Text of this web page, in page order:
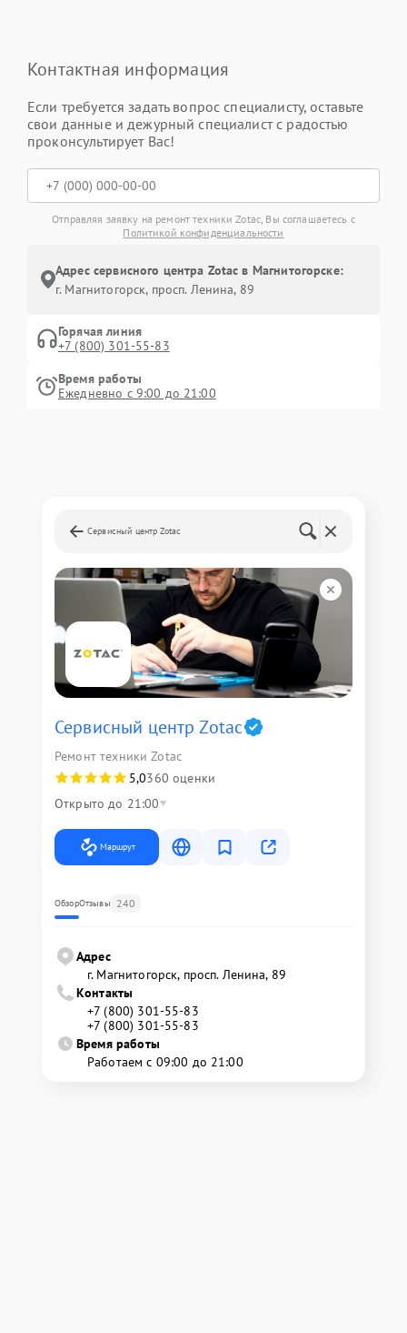
Контактная информация
Если требуется задать вопрос специалисту, оставьте
свои данные и дежурный специалист с радостью
проконсультирует Вас!
Отправляя заявку на ремонт техники Zotac, Вы соглашаетесь с
Политикой конфиденциальности
Адрес сервисного центра Zotac в Магнитогорске:
г. Магнитогорск, просп. Ленина, 89
Горячая линия
+7 (800) 301-55-83
Время работы
Ежедневно с 9:00 до 21:00
Сервисный центр Zotac
Сервисный центр Zotac
Ремонт техники Zotac
5,0360 оценки
Открыто до 21:00
Маршрут
ОбзорОтзывы 240
Адрес
г. Магнитогорск, просп. Ленина, 89
Контакты
+7 (800) 301-55-83
+7 (800) 301-55-83
Время работы
Работаем с 09:00 до 21:00